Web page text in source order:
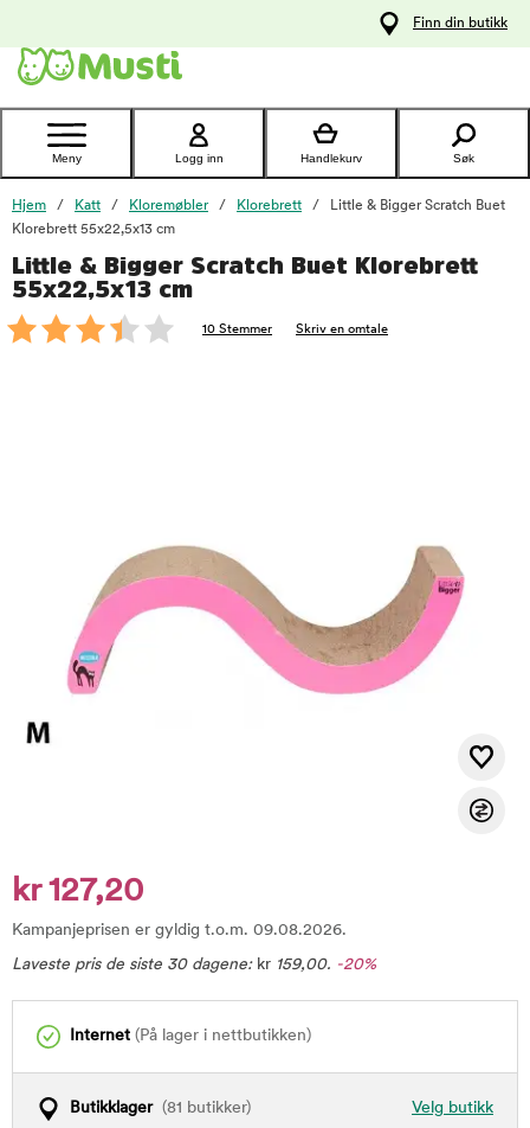
Kontakt
kundeservice
Finn din butikk
Meny Logg inn Handlekurv Søk
Hjem Katt Kloremøbler Klorebrett
Little & Bigger Scratch Buet
Klorebrett 55x22,5x13 cm
Little & Bigger Scratch Buet Klorebrett
55x22,5x13 cm
10 Stemmer Skriv en omtale
kr 127,20
Kampanjeprisen er gyldig t.o.m. 09.08.2026.
Laveste pris de siste 30 dagene: kr 159,00. -20%
Internet (På lager i nettbutikken)
Velg butikk
Butikklager(81 butikker)
foo